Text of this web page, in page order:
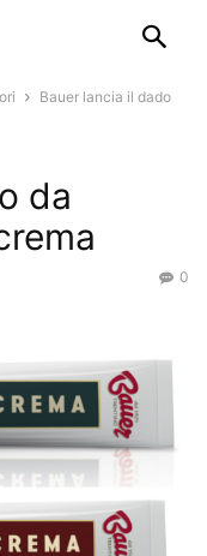
Bauer lancia il dado
da
0